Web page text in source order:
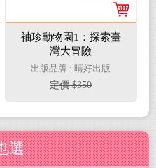
袖珍動物園1：探索臺
灣大冒險
出版品牌 : 晴好出版
定價 $350
選